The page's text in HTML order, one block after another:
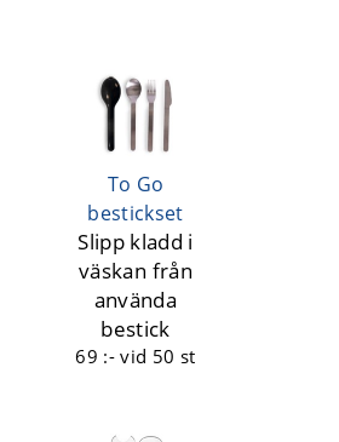
To Go
bestickset
Slipp kladd i
väskan från
använda
bestick
69 :-vid 50 st